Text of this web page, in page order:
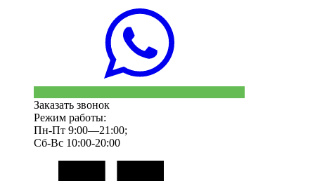
Заказать звонок
Режим работы:
Пн-Пт 9:00—21:00;
Сб-Вс 10:00-20:00